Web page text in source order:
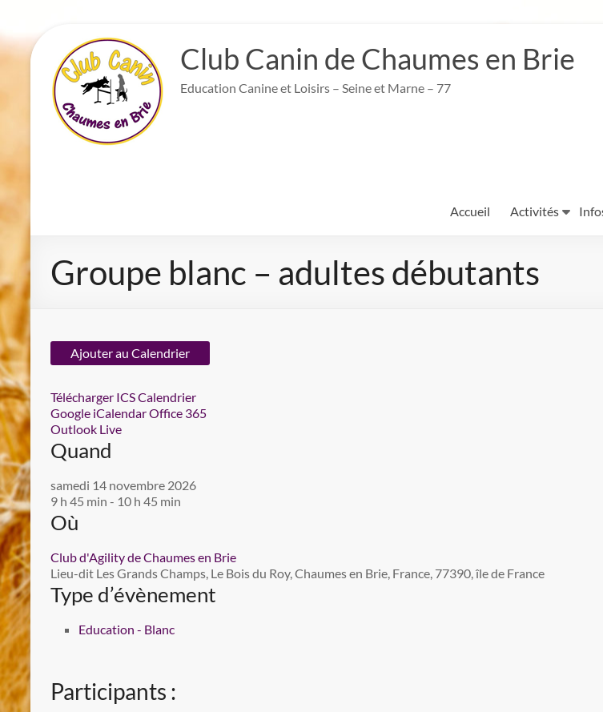
au
contenu
Club Canin de Chaumes en Brie
Education Canine et Loisirs – Seine et Marne – 77
Accueil Activités
Groupe blanc – adultes débutants
Ajouter au Calendrier
Télécharger ICSCalendrier
Google iCalendarOffice 365
Outlook Live
Quand
samedi 14 novembre 2026
9 h 45 min - 10 h 45 min
Où
Club d'Agility de Chaumes en Brie
Lieu-dit Les Grands Champs, Le Bois du Roy, Chaumes en Brie, France, 77390, île de France
Type d’évènement
Education - Blanc
Participants :